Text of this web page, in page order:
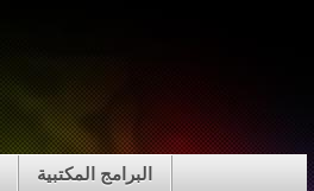
البرامج المكتبية